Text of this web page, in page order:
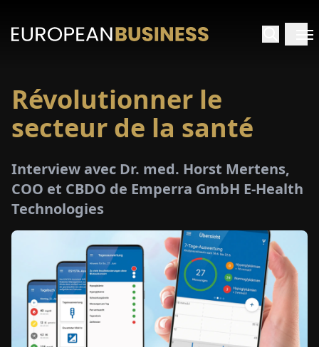
Révolutionner le
secteur de la santé
Interview avec Dr. med. Horst Mertens,
COO et CBDO de Emperra GmbH E-Health
Technologies